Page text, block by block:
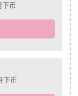
下币
下币